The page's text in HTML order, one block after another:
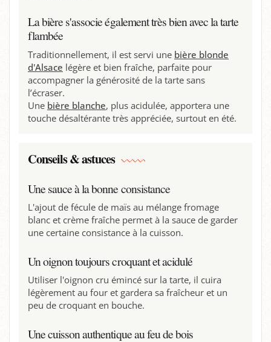
La bière s'associe également très bien avec la tarte
flambée
Traditionnellement, il est servi une bière blonde
d'Alsace légère et bien fraîche, parfaite pour
accompagner la générosité de la tarte sans
l’écraser.
Une bière blanche, plus acidulée, apportera une
touche désaltérante très appréciée, surtout en été.
Conseils & astuces
Une sauce à la bonne consistance
L'ajout de fécule de maïs au mélange fromage
blanc et crème fraîche permet à la sauce de garder
une certaine consistance à la cuisson.
Un oignon toujours croquant et acidulé
Utiliser l'oignon cru émincé sur la tarte, il cuira
légèrement au four et gardera sa fraîcheur et un
peu de croquant en bouche.
Une cuisson authentique au feu de bois